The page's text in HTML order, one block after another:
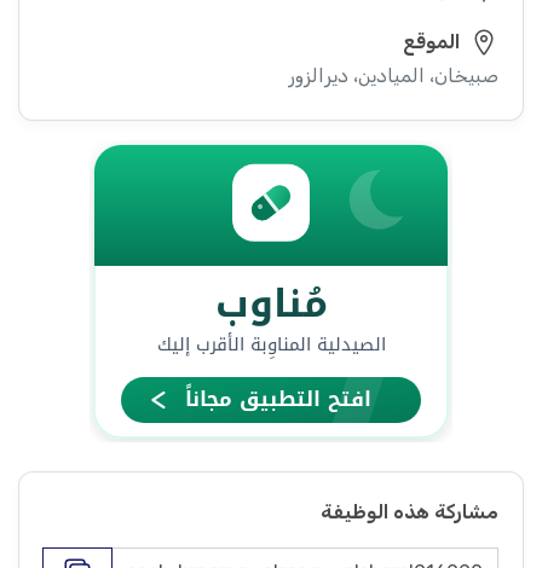
الموقع
صبيخان، الميادين، ديرالزور
مشاركة هذه الوظيفة